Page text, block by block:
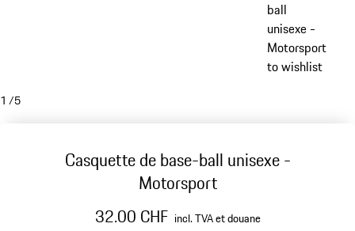
ball
unisexe -
Motorsport
to wishlist
1 /5
Casquette de base-ball unisexe -
Motorsport
32.00 CHF incl. TVA et douane